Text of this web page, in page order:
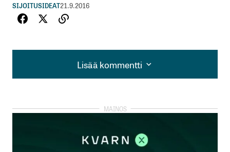
SIJOITUSIDEAT21.9.2016
Lisää kommentti
Lisää kommentti
kirjautua
rekisteröityä